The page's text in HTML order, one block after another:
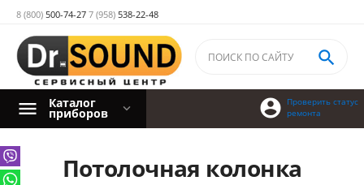
8 (800) 500-74-27 7 (958) 538-22-48
Проверить статус
ремонта


Каталог
приборов
Потолочная колонка